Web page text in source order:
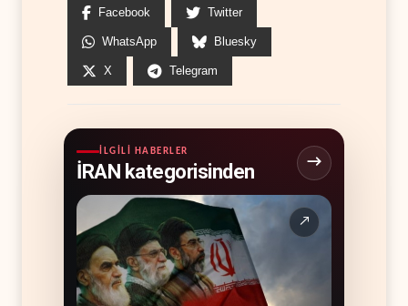
Facebook Twitter
WhatsApp Bluesky
X Telegram
İLGILI HABERLER
İRAN kategorisinden
↗